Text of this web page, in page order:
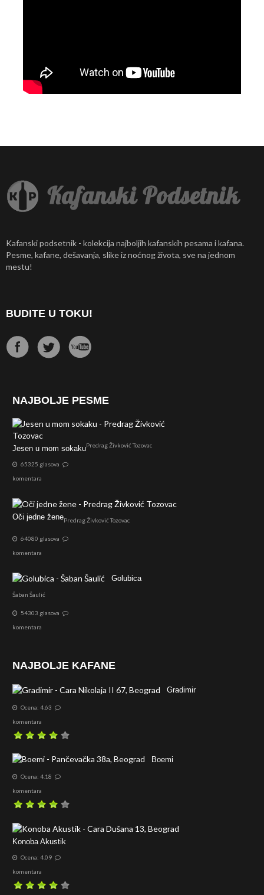
Kafanski podsetnik - kolekcija najboljih kafanskih pesama i kafana.
Pesme, kafane, dešavanja, slike iz noćnog života, sve na jednom
mestu!
BUDITE U TOKU!
NAJBOLJE PESME
Jesen u mom sokakuPredrag Živković Tozovac
65325 glasova
komentara
Oči jedne ženePredrag Živković Tozovac
64080 glasova
komentara
Golubica
Šaban Šaulić
54303 glasova
komentara
NAJBOLJE KAFANE
Gradimir
Ocena: 4.63
komentara
Boemi
Ocena: 4.18
komentara
Konoba Akustik
Ocena: 4.09
komentara